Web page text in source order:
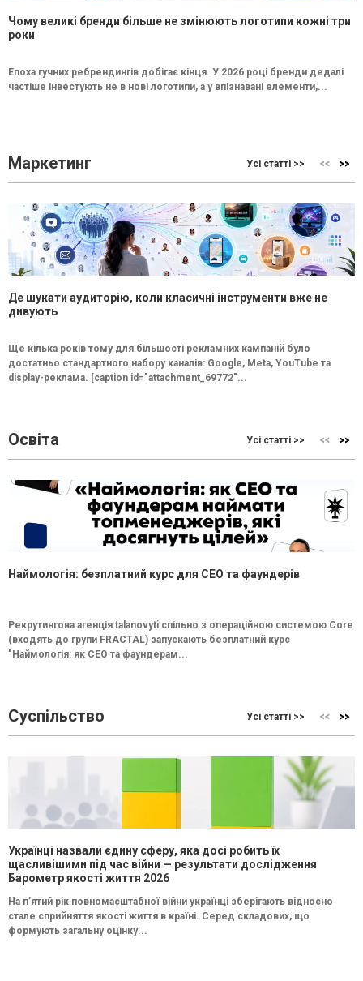
Чому великі бренди більше не змінюють логотипи кожні три
роки
Епоха гучних ребрендингів добігає кінця. У 2026 році бренди дедалі
частіше інвестують не в нові логотипи, а у впізнавані елементи,...
Маркетинг Усі статті >>
Де шукати аудиторію, коли класичні інструменти вже не
дивують
Ще кілька років тому для більшості рекламних кампаній було
достатньо стандартного набору каналів: Google, Meta, YouTube та
display-реклама. [caption id="attachment_69772"...
Освіта Усі статті >>
Наймологія: безплатний курс для CEO та фаундерів
Рекрутингова агенція talanovyti спільно з операційною системою Core
(входять до групи FRACTAL) запускають безплатний курс
"Наймологія: як СEO та фаундерам...
Суспільство Усі статті >>
Українці назвали єдину сферу, яка досі робить їх
щасливішими під час війни — результати дослідження
Барометр якості життя 2026
На п’ятий рік повномасштабної війни українці зберігають відносно
стале сприйняття якості життя в країні. Серед складових, що
формують загальну оцінку...